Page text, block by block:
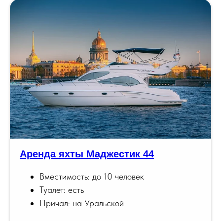
Аренда яхты Маджестик 44
Вместимость: до 10 человек
Туалет: есть
Причал: на Уральской